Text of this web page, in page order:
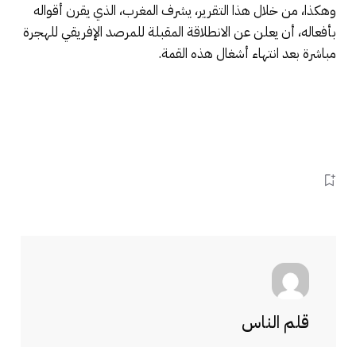
وهكذا، من خلال هذا التقرير، يشرف المغرب، الذي يقرن أقواله
بأفعاله، أن يعلن عن الانطلاقة المقبلة للمرصد الإفريقي للهجرة
مباشرة بعد انتهاء أشغال هذه القمة.
قلم الناس